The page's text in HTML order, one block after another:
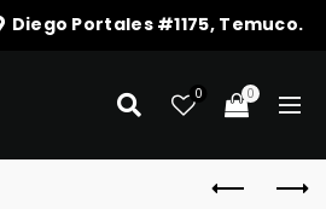
Diego Portales #1175, Temuco.
0 0